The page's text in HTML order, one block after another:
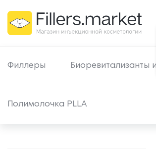
Филлеры Биоревитализанты
Полимолочка PLLA